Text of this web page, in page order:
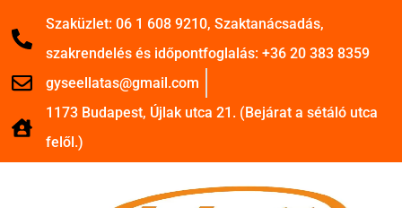
Szaküzlet: 06 1 608 9210, Szaktanácsadás,
szakrendelés és időpontfoglalás: +36 20 383 8359
gyseellatas@gmail.com
1173 Budapest, Újlak utca 21. (Bejárat a sétáló utca
felől.)